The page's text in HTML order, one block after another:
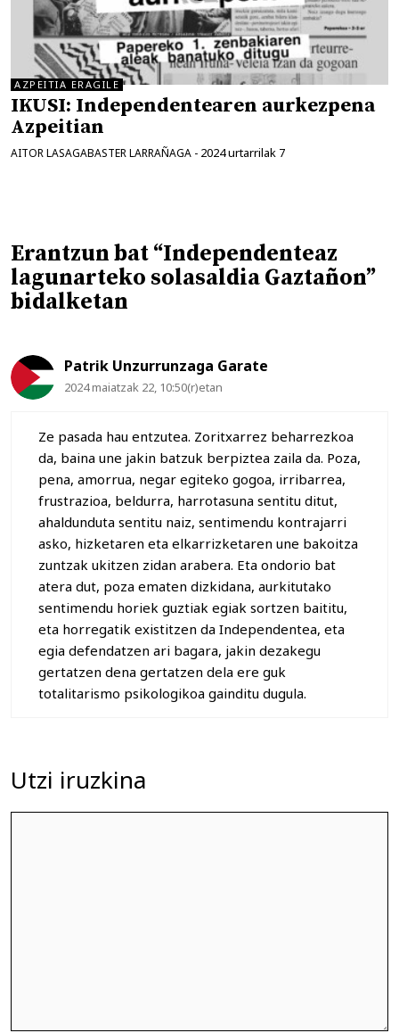
AZPEITIA ERAGILE
IKUSI: Independentearen aurkezpena
Azpeitian
AITOR LASAGABASTER LARRAÑAGA - 2024 urtarrilak 7
Erantzun bat “Independenteaz
lagunarteko solasaldia Gaztañon”
bidalketan
Patrik Unzurrunzaga Garate
2024 maiatzak 22, 10:50(r)etan
Ze pasada hau entzutea. Zoritxarrez beharrezkoa
da, baina une jakin batzuk berpiztea zaila da. Poza,
pena, amorrua, negar egiteko gogoa, irribarrea,
frustrazioa, beldurra, harrotasuna sentitu ditut,
ahaldunduta sentitu naiz, sentimendu kontrajarri
asko, hizketaren eta elkarrizketaren une bakoitza
zuntzak ukitzen zidan arabera. Eta ondorio bat
atera dut, poza ematen dizkidana, aurkitutako
sentimendu horiek guztiak egiak sortzen baititu,
eta horregatik existitzen da Independentea, eta
egia defendatzen ari bagara, jakin dezakegu
gertatzen dena gertatzen dela ere guk
totalitarismo psikologikoa gainditu dugula.
Utzi iruzkina